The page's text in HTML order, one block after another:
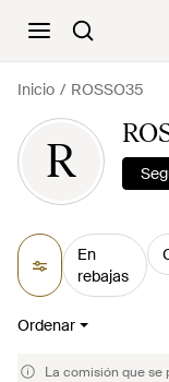
Inicio ROSSO35
R
En
rebajas
Ordenar
La comisión que se